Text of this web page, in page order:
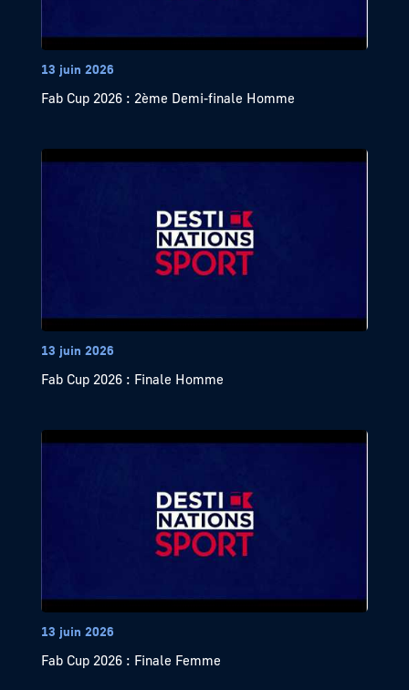
13 juin 2026
Fab Cup 2026 : 2ème Demi-finale Homme
13 juin 2026
Fab Cup 2026 : Finale Homme
13 juin 2026
Fab Cup 2026 : Finale Femme